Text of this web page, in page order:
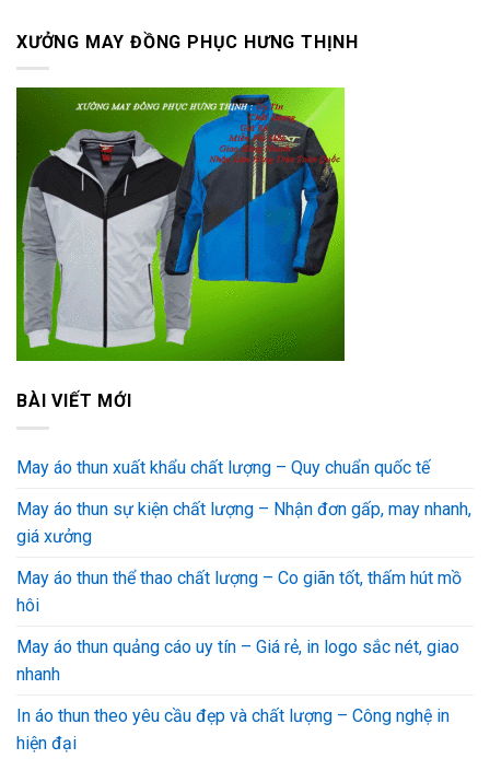
XƯỞNG MAY ĐỒNG PHỤC HƯNG THỊNH
BÀI VIẾT MỚI
May áo thun xuất khẩu chất lượng – Quy chuẩn quốc tế
May áo thun sự kiện chất lượng – Nhận đơn gấp, may nhanh,
giá xưởng
May áo thun thể thao chất lượng – Co giãn tốt, thấm hút mồ
hôi
May áo thun quảng cáo uy tín – Giá rẻ, in logo sắc nét, giao
nhanh
In áo thun theo yêu cầu đẹp và chất lượng – Công nghệ in
hiện đại